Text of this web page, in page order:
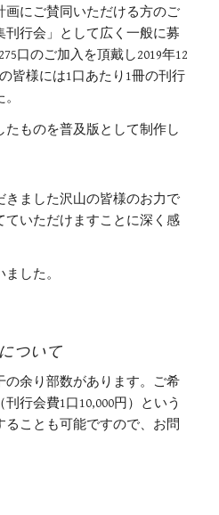
画にご賛同いただける方のご
行会」として広く一般に募
口のご加入を頂戴し2019年12
皆様には1口あたり1冊の刊行
ものを普及版として制作し
ました沢山の皆様のお力で
ていただけますことに深く感
した。
ついて
余り部数があります。ご希
行会費1口10,000円）という
ことも可能ですので、お問